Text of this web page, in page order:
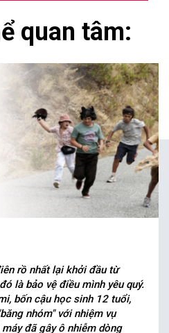
quan tâm:
rồ nhất lại khởi đầu từ
là bảo vệ điều mình yêu quý.
bốn cậu học sinh 12 tuổi,
nhóm" với nhiệm vụ
đã gây ô nhiễm dòng